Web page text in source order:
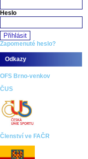
Heslo
Zapomenuté heslo?
Odkazy
OFS Brno-venkov
ČUS
Členství ve FAČR